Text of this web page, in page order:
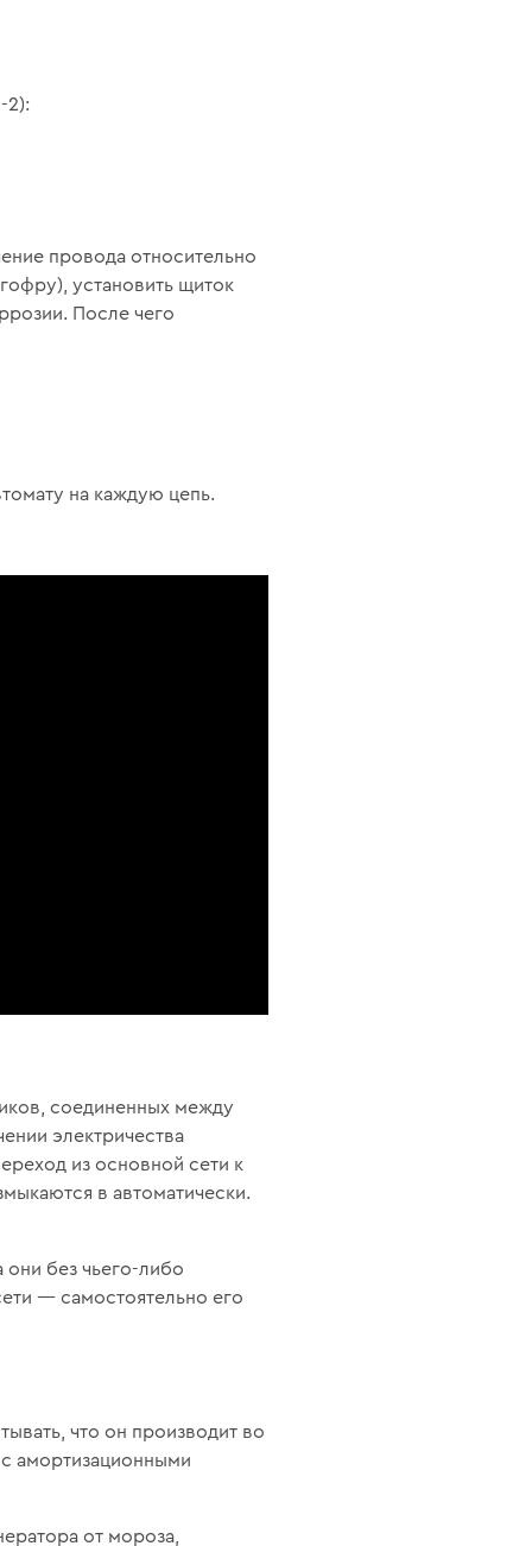
2):
провода относительно
установить щиток
После чего
на каждую цепь.
соединенных между
электричества
из основной сети к
в автоматически.
они без чьего-либо
— самостоятельно его
что он производит во
амортизационными
от мороза,